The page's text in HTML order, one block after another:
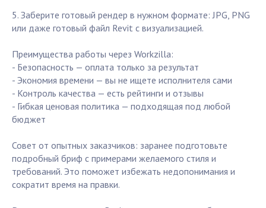
5. Заберите готовый рендер в нужном формате: JPG, PNG
или даже готовый файл Revit с визуализацией.
Преимущества работы через Workzilla:
- Безопасность — оплата только за результат
- Экономия времени — вы не ищете исполнителя сами
- Контроль качества — есть рейтинги и отзывы
- Гибкая ценовая политика — подходящая под любой
бюджет
Совет от опытных заказчиков: заранее подготовьте
подробный бриф с примерами желаемого стиля и
требований. Это поможет избежать недопонимания и
сократит время на правки.